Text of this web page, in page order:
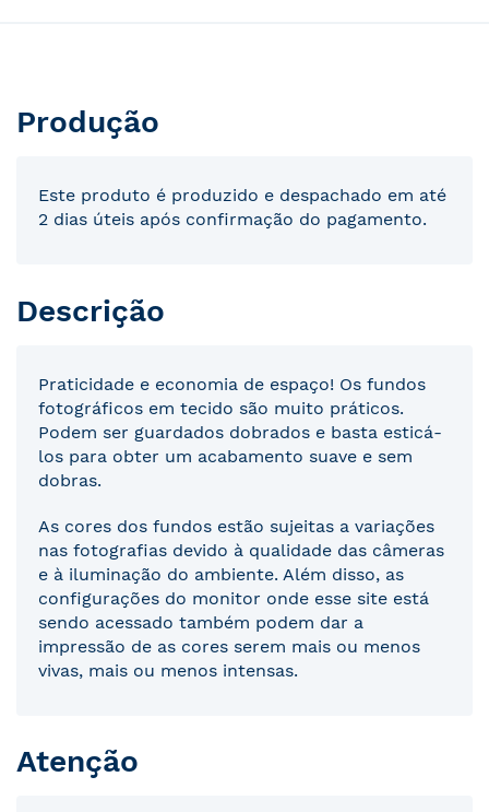
Produção
Este produto é produzido e despachado em até
2 dias úteis após confirmação do pagamento.
Descrição
Praticidade e economia de espaço! Os fundos
fotográficos em tecido são muito práticos.
Podem ser guardados dobrados e basta esticá-
los para obter um acabamento suave e sem
dobras.
As cores dos fundos estão sujeitas a variações
nas fotografias devido à qualidade das câmeras
e à iluminação do ambiente. Além disso, as
configurações do monitor onde esse site está
sendo acessado também podem dar a
impressão de as cores serem mais ou menos
vivas, mais ou menos intensas.
Atenção